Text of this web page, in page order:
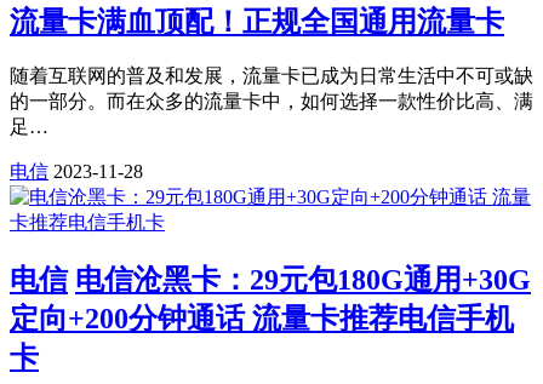
流量卡满血顶配！正规全国通用流量卡
随着互联网的普及和发展，流量卡已成为日常生活中不可或缺
的一部分。而在众多的流量卡中，如何选择一款性价比高、满
足…
电信 2023-11-28
电信 电信沧黑卡：29元包180G通用+30G
定向+200分钟通话 流量卡推荐电信手机
卡